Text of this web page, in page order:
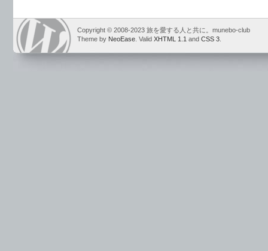
Copyright © 2008-2023 旅を愛する人と共に。munebo-club
Theme by NeoEase . Valid XHTML 1.1 and CSS 3